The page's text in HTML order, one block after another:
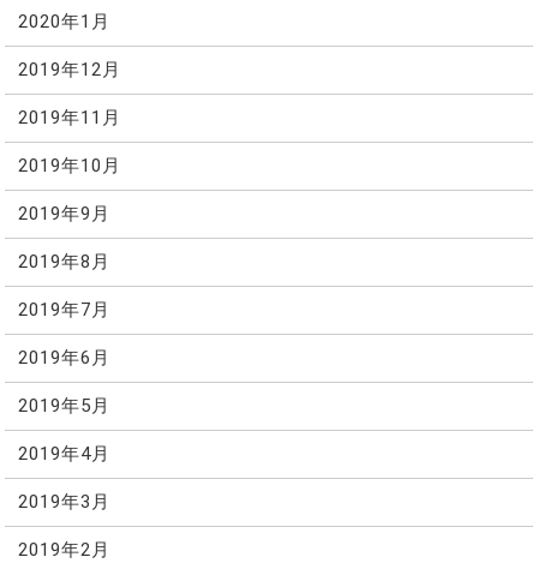
2020年1月
2019年12月
2019年11月
2019年10月
2019年9月
2019年8月
2019年7月
2019年6月
2019年5月
2019年4月
2019年3月
2019年2月